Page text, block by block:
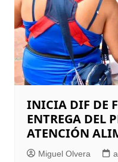
INICIA DIF DE
ENTREGA DEL
ATENCIÓN
Miguel Olvera